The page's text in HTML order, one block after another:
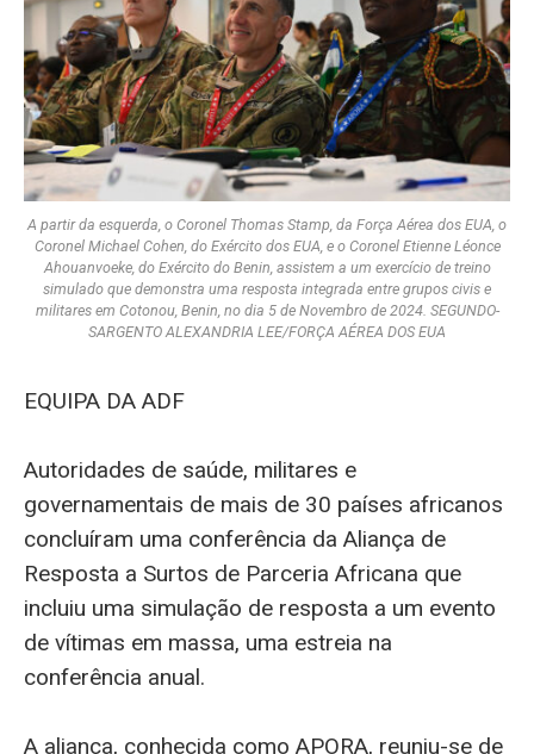
A partir da esquerda, o Coronel Thomas Stamp, da Força Aérea dos EUA, o
Coronel Michael Cohen, do Exército dos EUA, e o Coronel Etienne Léonce
Ahouanvoeke, do Exército do Benin, assistem a um exercício de treino
simulado que demonstra uma resposta integrada entre grupos civis e
militares em Cotonou, Benin, no dia 5 de Novembro de 2024. SEGUNDO-
SARGENTO ALEXANDRIA LEE/FORÇA AÉREA DOS EUA
EQUIPA DA ADF
Autoridades de saúde, militares e
governamentais de mais de 30 países africanos
concluíram uma conferência da Aliança de
Resposta a Surtos de Parceria Africana que
incluiu uma simulação de resposta a um evento
de vítimas em massa, uma estreia na
conferência anual.
A aliança, conhecida como APORA, reuniu-se de